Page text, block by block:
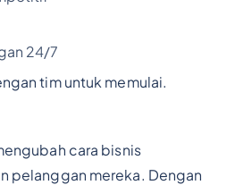
24/7
tim untuk memulai.
cara bisnis
pelanggan mereka. Dengan